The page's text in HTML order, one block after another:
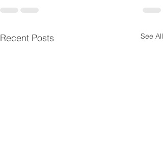
Recent Posts See All